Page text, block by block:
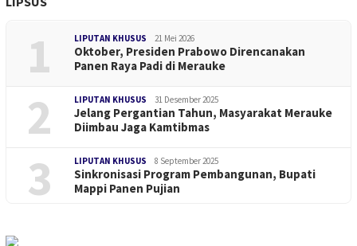
1 LIPUTAN KHUSUS 21 Mei 2026
Oktober, Presiden Prabowo Direncanakan
Panen Raya Padi di Merauke
2 LIPUTAN KHUSUS 31 Desember 2025
Jelang Pergantian Tahun, Masyarakat Merauke
Diimbau Jaga Kamtibmas
3 LIPUTAN KHUSUS 8 September 2025
Sinkronisasi Program Pembangunan, Bupati
Mappi Panen Pujian